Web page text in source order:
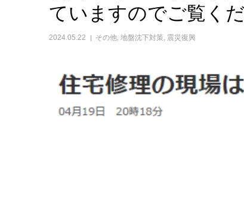
ていますのでご覧く
2024.05.22 その他, 地盤沈下対策, 震災復興